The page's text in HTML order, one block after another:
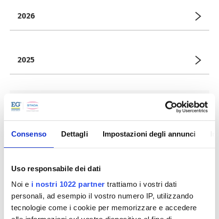
Consenso Dettagli Impostazioni degli annunci
Uso responsabile dei dati
Noi e i nostri 1022 partner trattiamo i vostri dati
personali, ad esempio il vostro numero IP, utilizzando
tecnologie come i cookie per memorizzare e accedere
2026
2025
2024
Novembre
Giugno
Aprile
2023